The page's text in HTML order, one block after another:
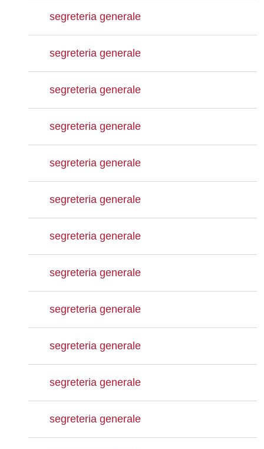
segreteria generale
segreteria generale
segreteria generale
segreteria generale
segreteria generale
segreteria generale
segreteria generale
segreteria generale
segreteria generale
segreteria generale
segreteria generale
segreteria generale